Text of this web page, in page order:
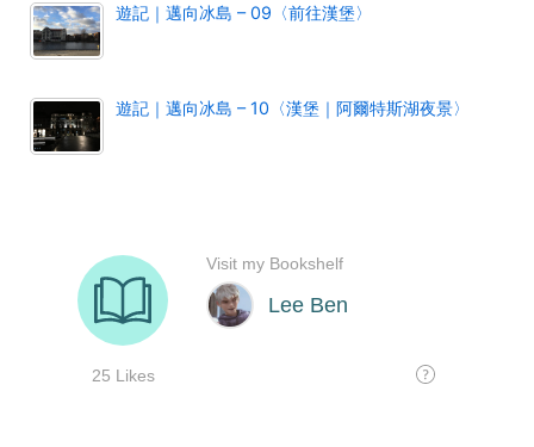
遊記｜邁向冰島 – 09〈前往漢堡〉
遊記｜邁向冰島 – 10〈漢堡｜阿爾特斯湖夜景〉